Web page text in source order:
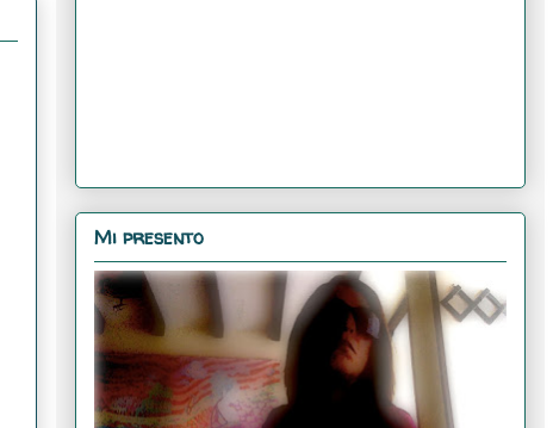
Mi presento